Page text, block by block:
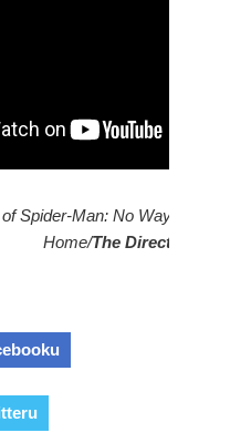
Spider-Man: No Way
Home/The Direct